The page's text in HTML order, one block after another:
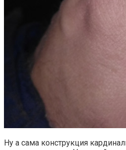
Ну а сама конструкция